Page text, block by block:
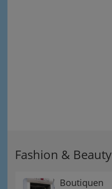
Fashion & Beauty
Boutiquen